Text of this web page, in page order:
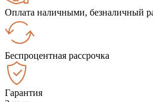
Оплата наличными, безналичный
Беспроцентная рассрочка
Гарантия